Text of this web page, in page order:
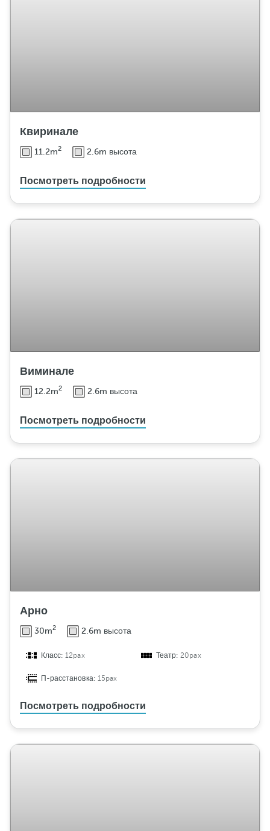
Квиринале
11.2m2 2.6m высота
Посмотреть подробности
Виминале
12.2m2 2.6m высота
Посмотреть подробности
Арно
30m2 2.6m высота
Класс:12pax Театр:20pax
П-расстановка: 15pax
Посмотреть подробности